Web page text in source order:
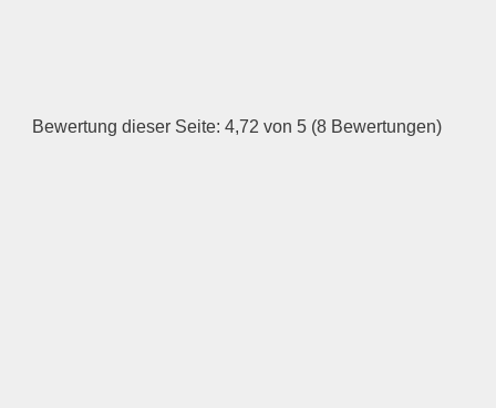
Bewertung dieser Seite: 4,72 von 5 (8 Bewertungen)